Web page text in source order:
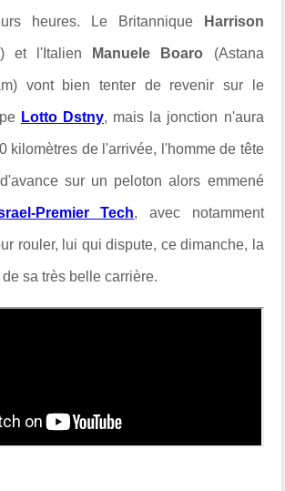
heures. Le Britannique Harrison
et l'Italien Manuele Boaro (Astana
vont bien tenter de revenir sur le
Lotto Dstny, mais la jonction n'aura
kilomètres de l'arrivée, l'homme de tête
sur un peloton alors emmené
Premier Tech, avec notamment
rouler, lui qui dispute, ce dimanche, la
sa très belle carrière.